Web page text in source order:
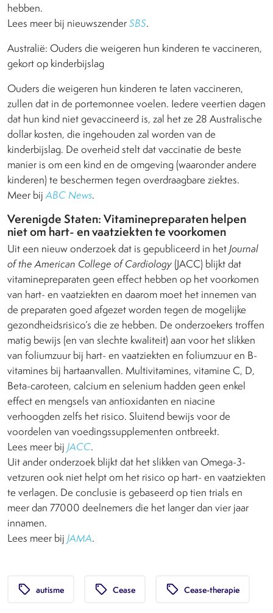
hebben.
Lees meer bij nieuwszenderSBS.
Australië: Ouders die weigeren hun kinderen te vaccineren,
gekort op kinderbijslag
Ouders die weigeren hun kinderen te laten vaccineren,
zullen dat in de portemonnee voelen. Iedere veertien dagen
dat hun kind niet gevaccineerd is, zal het ze 28 Australische
dollar kosten, die ingehouden zal worden van de
kinderbijslag. De overheid stelt dat vaccinatie de beste
manier is om een kind en de omgeving (waaronder andere
kinderen) te beschermen tegen overdraagbare ziektes.
Meer bijABC News.
Verenigde Staten: Vitaminepreparaten helpen
niet om hart- en vaatziekten te voorkomen
Uit een nieuw onderzoek dat is gepubliceerd in hetJournal
of the American College of Cardiology (JACC) blijkt dat
vitaminepreparaten geen effect hebben op het voorkomen
van hart- en vaatziekten en daarom moet het innemen van
de preparaten goed afgezet worden tegen de mogelijke
gezondheidsrisico’s die ze hebben. De onderzoekers troffen
matig bewijs (en van slechte kwaliteit) aan voor het slikken
van foliumzuur bij hart- en vaatziekten en foliumzuur en B-
vitamines bij hartaanvallen. Multivitamines, vitamine C, D,
Beta-caroteen, calcium en selenium hadden geen enkel
effect en mengsels van antioxidanten en niacine
verhoogden zelfs het risico. Sluitend bewijs voor de
voordelen van voedingssupplementen ontbreekt.
Lees meer bij JACC.
Uit ander onderzoek blijkt dat het slikken van Omega-3-
vetzuren ook niet helpt om het risico op hart- en vaatziekten
te verlagen. De conclusie is gebaseerd op tien trials en
meer dan 77000 deelnemers die het langer dan vier jaar
innamen.
Lees meer bij JAMA.
local_offer autisme local_offer Cease local_offer Cease-therapie